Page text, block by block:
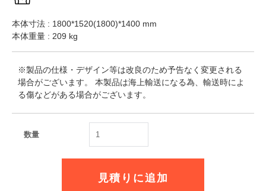
本体寸法 : 1800*1520(1800)*1400 mm
本体重量 : 209 kg
※製品の仕様・デザイン等は改良のため予告なく変更される
場合がございます。 本製品は海上輸送になる為、輸送時によ
る傷などがある場合がございます。
数量